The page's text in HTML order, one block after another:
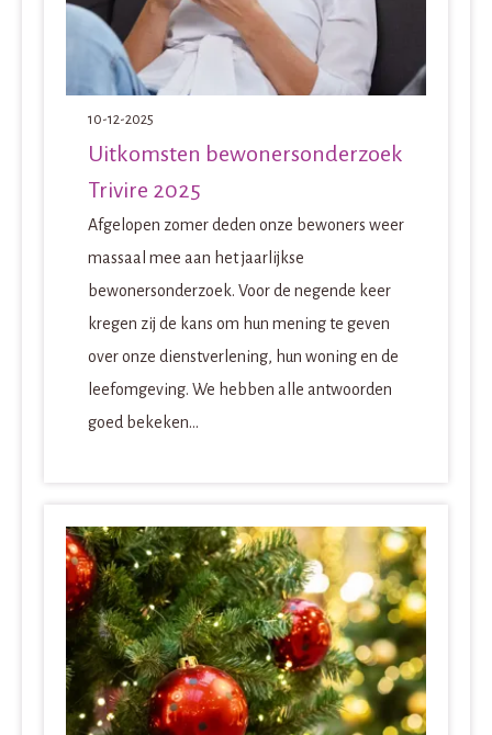
Uitkomsten bewonersonderzoek
Trivire 2025
10-12-2025
Afgelopen zomer deden onze bewoners weer
massaal mee aan het jaarlijkse
bewonersonderzoek. Voor de negende keer
kregen zij de kans om hun mening te geven
over onze dienstverlening, hun woning en de
leefomgeving. We hebben alle antwoorden
goed bekeken...